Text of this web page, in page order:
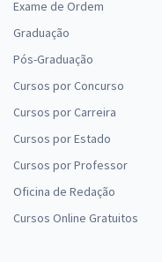
Exame de Ordem
Graduação
Pós-Graduação
Cursos por Concurso
Cursos por Carreira
Cursos por Estado
Cursos por Professor
Oficina de Redação
Cursos Online Gratuitos